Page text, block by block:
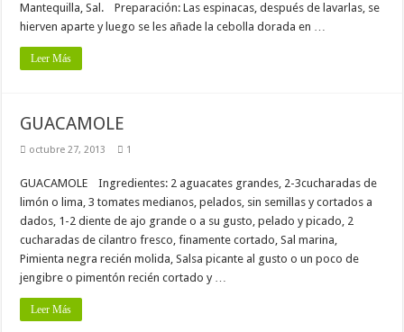
Mantequilla, Sal. Preparación: Las espinacas, después de lavarlas, se
hierven aparte y luego se les añade la cebolla dorada en …
Leer Más
GUACAMOLE
octubre 27, 2013 1
GUACAMOLE Ingredientes: 2 aguacates grandes, 2-3cucharadas de
limón o lima, 3 tomates medianos, pelados, sin semillas y cortados a
dados, 1-2 diente de ajo grande o a su gusto, pelado y picado, 2
cucharadas de cilantro fresco, finamente cortado, Sal marina,
Pimienta negra recién molida, Salsa picante al gusto o un poco de
jengibre o pimentón recién cortado y …
Leer Más